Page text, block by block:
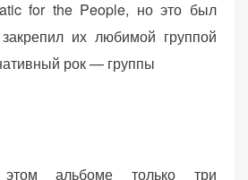
for the People, но это был
их любимой группой
рок — группы
альбоме только три